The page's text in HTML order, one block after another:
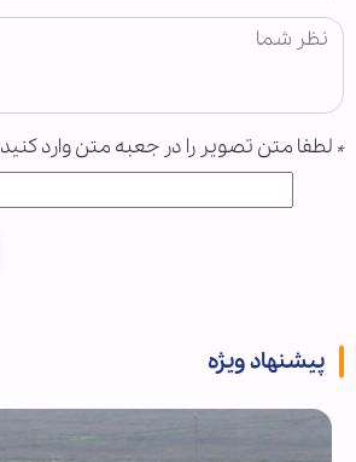
* لطفا متن تصویر را در جعبه متن وارد کنید
پیشنهاد ویژه